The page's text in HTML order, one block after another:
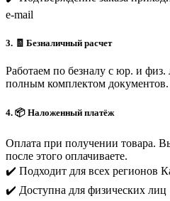
e-mail
3. 🧾 Безналичный расчет
Работаем по безналу с юр. и
полным комплектом документов.
4. 📦 Наложенный платёж
Оплата при получении товара.
после этого оплачиваете.
✔️ Подходит для всех регионов
✔️ Доступна для физических лиц